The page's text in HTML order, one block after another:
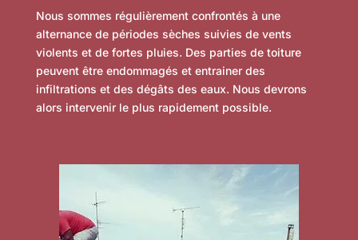
Nous sommes régulièrement confrontés à une
alternance de périodes sèches suivies de vents
violents et de fortes pluies. Des parties de toiture
peuvent être endommagés et entrainer des
infiltrations et des dégâts des eaux. Nous devrons
alors intervenir le plus rapidement possible.